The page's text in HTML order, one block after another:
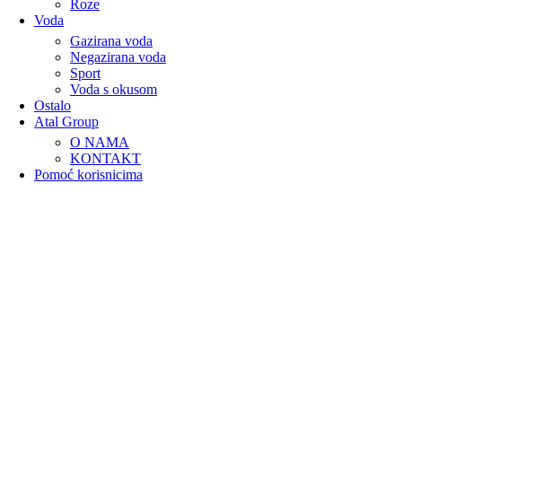
Roze
Voda
Gazirana voda
Negazirana voda
Sport
Voda s okusom
Ostalo
Atal Group
O NAMA
KONTAKT
Pomoć korisnicima